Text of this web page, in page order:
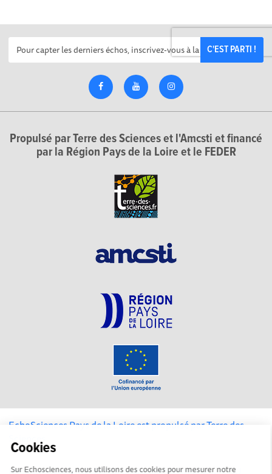
Cookies
Sur Echosciences, nous utilisons des cookies pour mesurer notre
C'EST PARTI !
Propulsé par Terre des Sciences et l'Amcsti et financé
par la Région Pays de la Loire et le FEDER
EchoSciences Pays de la Loire est propulsé parTerre des
Sciences